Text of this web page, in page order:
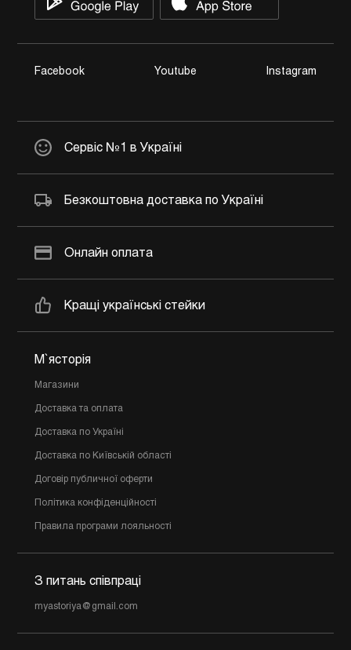
Facebook Youtube Instagram
Сервіс №1 в Україні
Безкоштовна доставка по Україні
Онлайн оплата
Кращі українські стейки
М`ясторія
Магазини
Доставка та оплата
Доставка по Україні
Доставка по Київській області
Договір публичної оферти
Політика конфіденційності
Правила програми лояльності
З питань співпраці
myastoriya@gmail.com